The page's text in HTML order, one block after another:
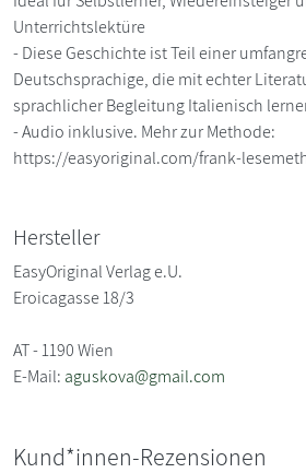
Unterrichtslektüre
- Diese Geschichte ist Teil einer
Deutschsprachige, die mit echter
sprachlicher Begleitung Italienisch
- Audio inklusive. Mehr zur Methode:
https://easyoriginal.com/frank-
Hersteller
EasyOriginal Verlag e.U.
Eroicagasse 18/3
AT - 1190 Wien
E-Mail: aguskova@gmail.com
Kund*innen-Rezensionen